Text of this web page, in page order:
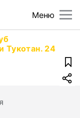
Меню
Тукотан. 24